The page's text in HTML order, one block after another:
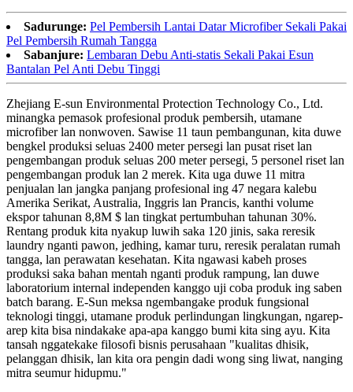
Sadurunge: Pel Pembersih Lantai Datar Microfiber Sekali Pakai
Pel Pembersih Rumah Tangga
Sabanjure: Lembaran Debu Anti-statis Sekali Pakai Esun
Bantalan Pel Anti Debu Tinggi
Zhejiang E-sun Environmental Protection Technology Co., Ltd.
minangka pemasok profesional produk pembersih, utamane
microfiber lan nonwoven. Sawise 11 taun pembangunan, kita duwe
bengkel produksi seluas 2400 meter persegi lan pusat riset lan
pengembangan produk seluas 200 meter persegi, 5 personel riset lan
pengembangan produk lan 2 merek. Kita uga duwe 11 mitra
penjualan lan jangka panjang profesional ing 47 negara kalebu
Amerika Serikat, Australia, Inggris lan Prancis, kanthi volume
ekspor tahunan 8,8M $ lan tingkat pertumbuhan tahunan 30%.
Rentang produk kita nyakup luwih saka 120 jinis, saka reresik
laundry nganti pawon, jedhing, kamar turu, reresik peralatan rumah
tangga, lan perawatan kesehatan. Kita ngawasi kabeh proses
produksi saka bahan mentah nganti produk rampung, lan duwe
laboratorium internal independen kanggo uji coba produk ing saben
batch barang. E-Sun meksa ngembangake produk fungsional
teknologi tinggi, utamane produk perlindungan lingkungan, ngarep-
arep kita bisa nindakake apa-apa kanggo bumi kita sing ayu. Kita
tansah nggatekake filosofi bisnis perusahaan "kualitas dhisik,
pelanggan dhisik, lan kita ora pengin dadi wong sing liwat, nanging
mitra seumur hidupmu."